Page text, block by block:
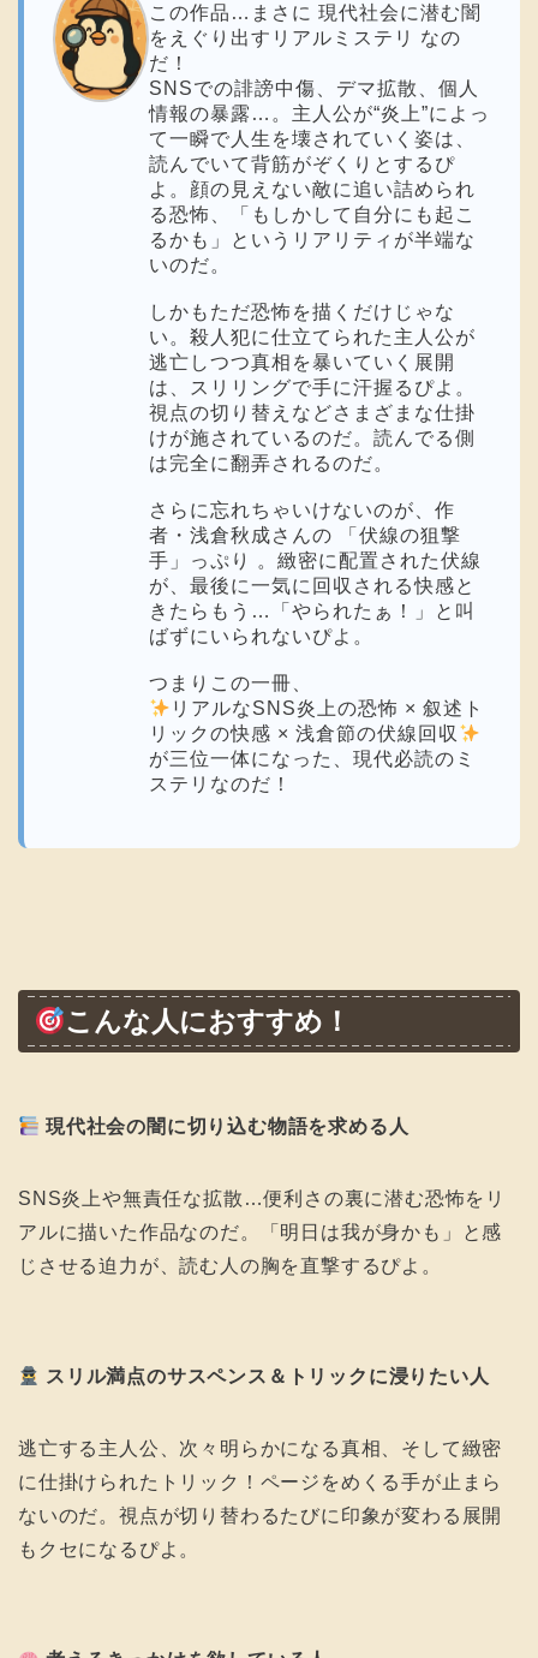
この作品…まさに 現代社会に潜む闇
をえぐり出すリアルミステリ なの
だ！
SNSでの誹謗中傷、デマ拡散、個人
情報の暴露…。主人公が“炎上”によっ
て一瞬で人生を壊されていく姿は、
読んでいて背筋がぞくりとするぴ
よ。顔の見えない敵に追い詰められ
る恐怖、「もしかして自分にも起こ
るかも」というリアリティが半端な
いのだ。
しかもただ恐怖を描くだけじゃな
い。殺人犯に仕立てられた主人公が
逃亡しつつ真相を暴いていく展開
は、スリリングで手に汗握るぴよ。
視点の切り替えなどさまざまな仕掛
けが施されているのだ。読んでる側
は完全に翻弄されるのだ。
さらに忘れちゃいけないのが、作
者・浅倉秋成さんの 「伏線の狙撃
手」っぷり 。緻密に配置された伏線
が、最後に一気に回収される快感と
きたらもう…「やられたぁ！」と叫
ばずにいられないぴよ。
つまりこの一冊、
リアルなSNS炎上の恐怖 × 叙述ト
リックの快感 × 浅倉節の伏線回収
が三位一体になった、現代必読のミ
ステリなのだ！
こんな人におすすめ！
現代社会の闇に切り込む物語を求める人
SNS炎上や無責任な拡散…便利さの裏に潜む恐怖をリ
アルに描いた作品なのだ。「明日は我が身かも」と感
じさせる迫力が、読む人の胸を直撃するぴよ。
スリル満点のサスペンス＆トリックに浸りたい人
逃亡する主人公、次々明らかになる真相、そして緻密
に仕掛けられたトリック！ページをめくる手が止まら
ないのだ。視点が切り替わるたびに印象が変わる展開
もクセになるぴよ。